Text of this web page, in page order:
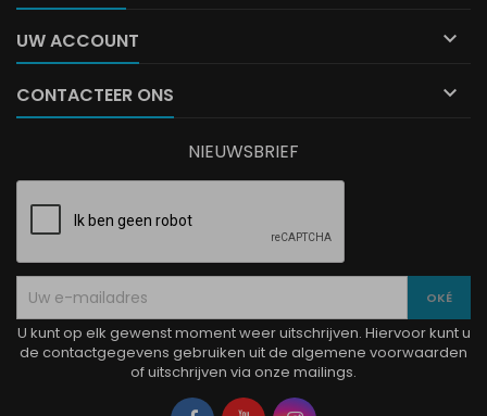
UW ACCOUNT 
CONTACTEER ONS 
NIEUWSBRIEF
U kunt op elk gewenst moment weer uitschrijven. Hiervoor kunt u
de contactgegevens gebruiken uit de algemene voorwaarden
of uitschrijven via onze mailings.